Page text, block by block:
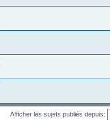
Afficher les sujets publiés depuis: